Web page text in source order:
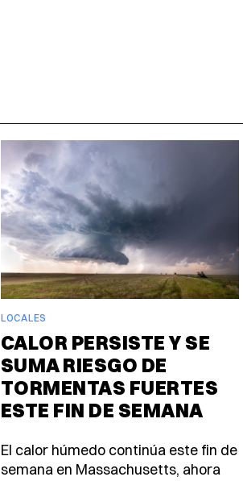
LOCALES
CALOR PERSISTE Y SE
SUMA RIESGO DE
TORMENTAS FUERTES
ESTE FIN DE SEMANA
El calor húmedo continúa este fin de
semana en Massachusetts, ahora